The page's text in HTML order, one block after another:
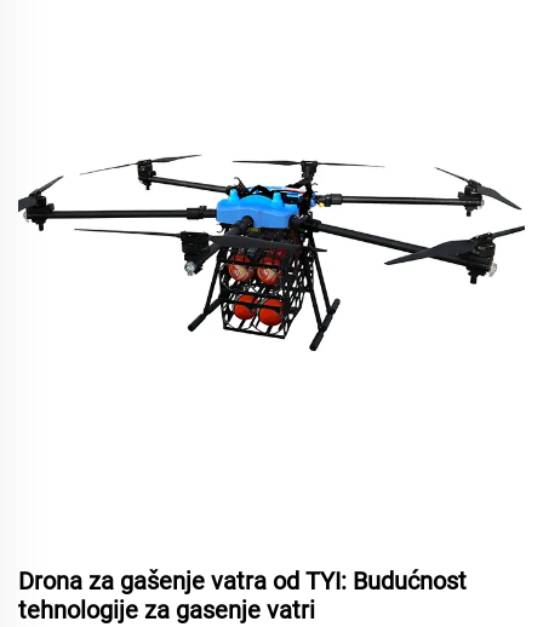
Drona za gašenje vatra od TYI: Budućnost
tehnologije za gasenje vatri